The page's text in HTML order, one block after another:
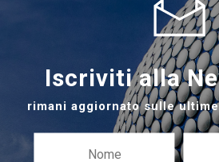
Iscriviti alla
rimani aggiornato sulle